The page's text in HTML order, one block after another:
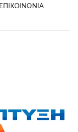
ΕΠΙΚΟΙΝΩΝΙΑ